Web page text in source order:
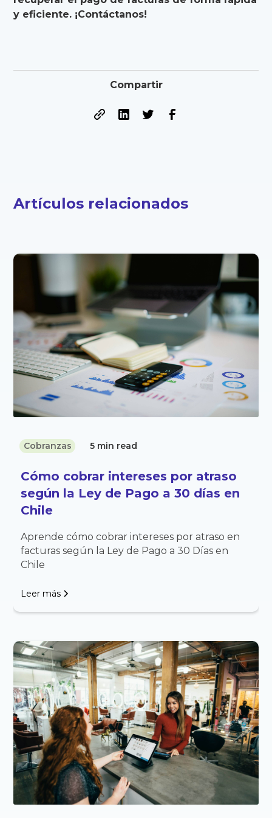
y eficiente. ¡Contáctanos!
Compartir
Artículos relacionados
Cobranzas 5 min read
Cómo cobrar intereses por atraso
según la Ley de Pago a 30 días en
Chile
Aprende cómo cobrar intereses por atraso en
facturas según la Ley de Pago a 30 Días en
Chile
Leer más